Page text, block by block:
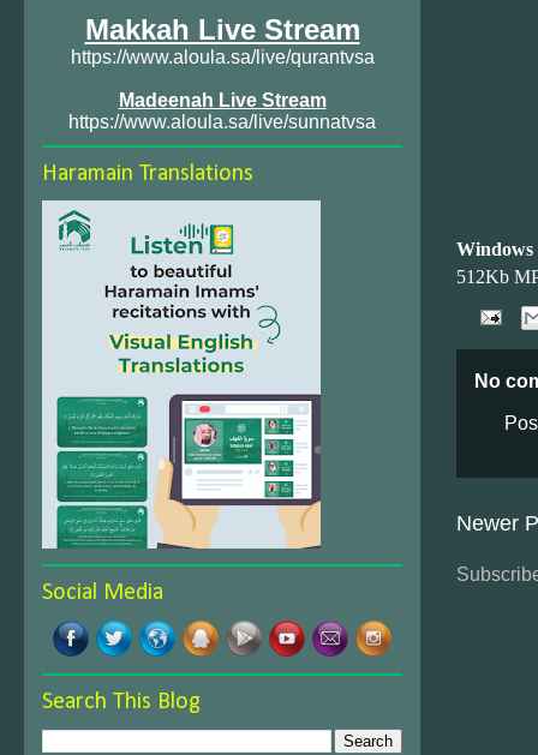
Windows
512Kb
No
Newer
Makkah Live Stream
https://www.aloula.sa/live/qurantvsa
Madeenah Live Stream
https://www.aloula.sa/live/sunnatvsa
Haramain Translations
Social Media
Search This Blog